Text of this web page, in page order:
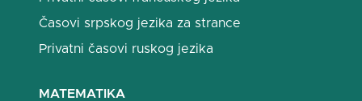
Časovi srpskog jezika za strance
Privatni časovi ruskog jezika
MATEMATIKA